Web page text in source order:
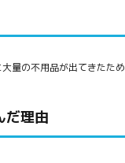
量の不用品が出てきたため
だ理由